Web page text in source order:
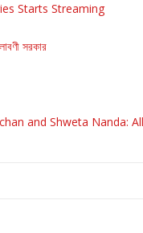
Starts Streaming
সরকার
and Shweta Nanda: